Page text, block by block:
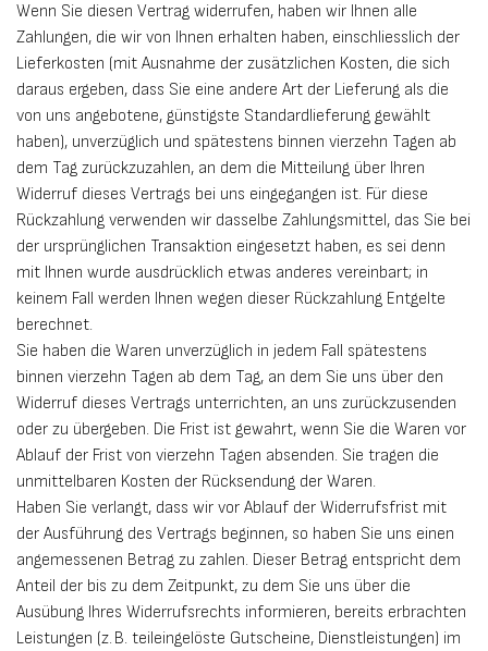
Wenn Sie diesen Vertrag widerrufen, haben wir Ihnen alle
Zahlungen, die wir von Ihnen erhalten haben, einschliesslich der
Lieferkosten (mit Ausnahme der zusätzlichen Kosten, die sich
daraus ergeben, dass Sie eine andere Art der Lieferung als die
von uns angebotene, günstigste Standardlieferung gewählt
haben), unverzüglich und spätestens binnen vierzehn Tagen ab
dem Tag zurückzuzahlen, an dem die Mitteilung über Ihren
Widerruf dieses Vertrags bei uns eingegangen ist. Für diese
Rückzahlung verwenden wir dasselbe Zahlungsmittel, das Sie bei
der ursprünglichen Transaktion eingesetzt haben, es sei denn
mit Ihnen wurde ausdrücklich etwas anderes vereinbart; in
keinem Fall werden Ihnen wegen dieser Rückzahlung Entgelte
berechnet.
Sie haben die Waren unverzüglich in jedem Fall spätestens
binnen vierzehn Tagen ab dem Tag, an dem Sie uns über den
Widerruf dieses Vertrags unterrichten, an uns zurückzusenden
oder zu übergeben. Die Frist ist gewahrt, wenn Sie die Waren vor
Ablauf der Frist von vierzehn Tagen absenden. Sie tragen die
unmittelbaren Kosten der Rücksendung der Waren.
Haben Sie verlangt, dass wir vor Ablauf der Widerrufsfrist mit
der Ausführung des Vertrags beginnen, so haben Sie uns einen
angemessenen Betrag zu zahlen. Dieser Betrag entspricht dem
Anteil der bis zu dem Zeitpunkt, zu dem Sie uns über die
Ausübung Ihres Widerrufsrechts informieren, bereits erbrachten
Leistungen (z. B. teileingelöste Gutscheine, Dienstleistungen) im